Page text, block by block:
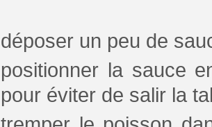
déposer un peu de
positionner la sauce
pour éviter de salir la